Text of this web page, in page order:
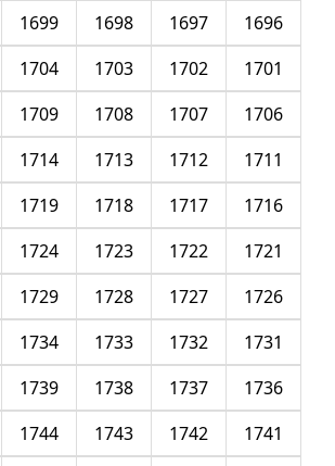
1696
1697
1698
1699
1701
1702
1703
1704
1706
1707
1708
1709
1711
1712
1713
1714
1716
1717
1718
1719
1721
1722
1723
1724
1726
1727
1728
1729
1731
1732
1733
1734
1736
1737
1738
1739
1741
1742
1743
1744